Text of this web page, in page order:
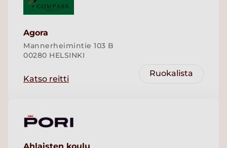
Agora
Mannerheimintie 103 B
00280 HELSINKI
Katso reitti
Ruokalista